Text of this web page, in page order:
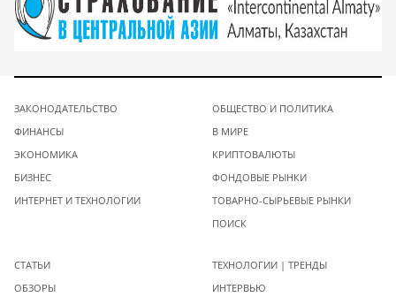
ЗАКОНОДАТЕЛЬСТВО
ФИНАНСЫ
ЭКОНОМИКА
БИЗНЕС
ИНТЕРНЕТ И ТЕХНОЛОГИИ
ОБЩЕСТВО И ПОЛИТИКА
В МИРЕ
КРИПТОВАЛЮТЫ
ФОНДОВЫЕ РЫНКИ
ТОВАРНО-СЫРЬЕВЫЕ РЫНКИ
ПОИСК
СТАТЬИ
ОБЗОРЫ
ТЕХНОЛОГИИ | ТРЕНДЫ
ИНТЕРВЬЮ